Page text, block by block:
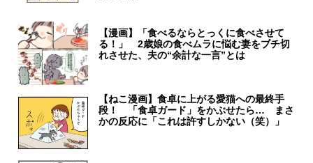
【漫画】「食べるならとっくに食べさせて
る！」 2歳娘の食べムラに悩む妻をブチ切
れさせた、夫の“余計な一言”とは
【ねこ漫画】食卓に上がる愛猫への最終手
段！ 「食卓ガード」をかぶせたら… まさ
かの反応に「これは許すしかない（笑）」